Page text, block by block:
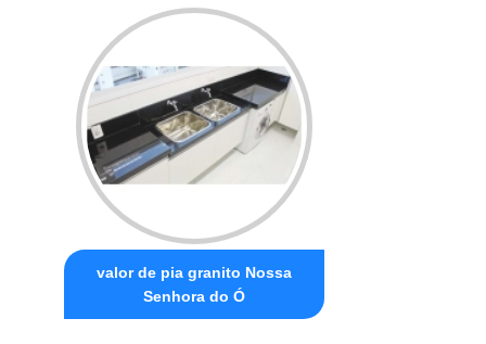
valor de pia granito Nossa
Senhora do Ó